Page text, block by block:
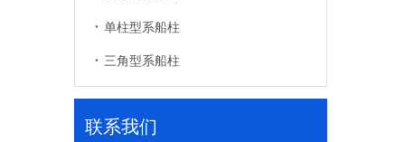
单柱型系船柱
三角型系船柱
联系我们